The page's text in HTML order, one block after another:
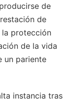
de
de
la protección
de la vida
un pariente
instancia tras